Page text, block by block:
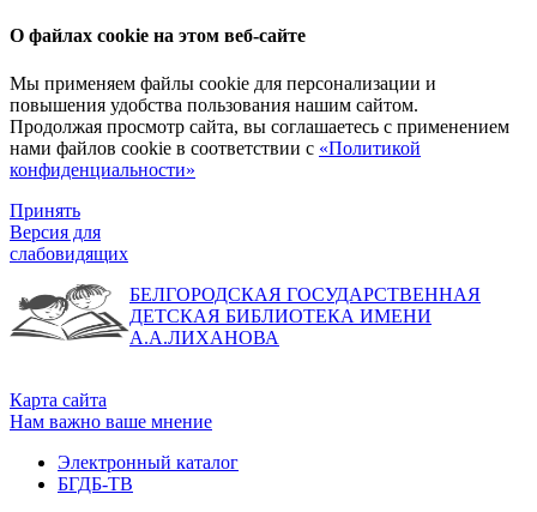
О файлах cookie на этом веб-сайте
Мы применяем файлы cookie для персонализации и
повышения удобства пользования нашим сайтом.
Продолжая просмотр сайта, вы соглашаетесь с применением
нами файлов cookie в соответствии с «Политикой
конфиденциальности»
Принять
Версия для
слабовидящих
БЕЛГОРОДСКАЯ ГОСУДАРСТВЕННАЯ
ДЕТСКАЯ БИБЛИОТЕКА ИМЕНИ
А.А.ЛИХАНОВА
Карта сайта
Нам важно ваше мнение
Электронный каталог
БГДБ-ТВ